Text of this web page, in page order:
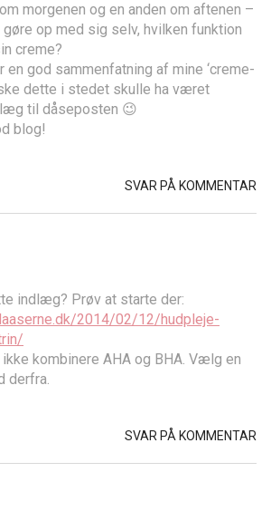
morgenen og en anden om aftenen –
op med sig selv, hvilken funktion
creme?
god sammenfatning af mine ‘creme-
dette i stedet skulle ha været
til dåseposten 😉
blog!
SVAR PÅ KOMMENTAR
indlæg? Prøv at starte der:
2014/02/12/hudpleje-
kombinere AHA og BHA. Vælg en
derfra.
SVAR PÅ KOMMENTAR